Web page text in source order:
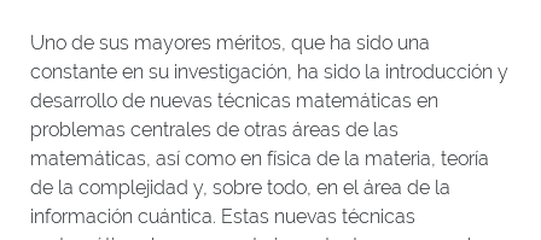
Uno de sus mayores méritos, que ha sido una
constante en su investigación, ha sido la introducción y
desarrollo de nuevas técnicas matemáticas en
problemas centrales de otras áreas de las
matemáticas, así como en física de la materia, teoría
de la complejidad y, sobre todo, en el área de la
información cuántica. Estas nuevas técnicas